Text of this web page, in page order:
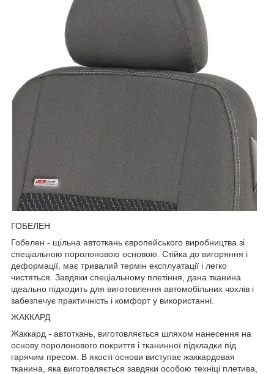
ГОБЕЛЕН
Гобелен - щільна автоткань європейського виробництва зі
спеціальною поролоновою основою. Стійка до вигоряння і
деформації, має тривалий термін експлуатації і легко
чистяться. Завдяки спеціальному плетіння, дана тканина
ідеально підходить для виготовлення автомобільних чохлів і
забезпечує практичність і комфорт у використанні.
ЖАККАРД
Жаккард - автоткань, виготовляється шляхом нанесення на
основу поролонового покриття і тканинної підкладки під
гарячим пресом. В якості основи виступає жаккардовая
тканина, яка виготовляється завдяки особою техніці плетива,